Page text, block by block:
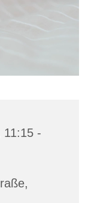
11:15 -